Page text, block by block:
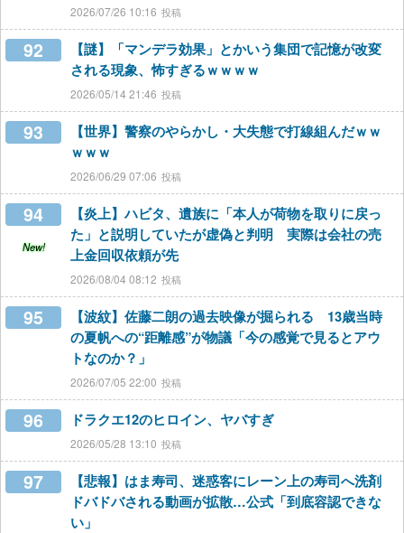
2026/07/26 10:16
92
【謎】「マンデラ効果」とかいう集団で記憶が改変
される現象、怖すぎるｗｗｗｗ
2026/05/14 21:46
93
【世界】警察のやらかし・大失態で打線組んだｗｗ
ｗｗｗ
2026/06/29 07:06
94
New!
【炎上】ハビタ、遺族に「本人が荷物を取りに戻っ
た」と説明していたが虚偽と判明 実際は会社の売
上金回収依頼が先
2026/08/04 08:12
95
【波紋】佐藤二朗の過去映像が掘られる 13歳当時
の夏帆への“距離感”が物議「今の感覚で見るとアウ
トなのか？」
2026/07/05 22:00
96 ドラクエ12のヒロイン、ヤバすぎ
2026/05/28 13:10
97
【悲報】はま寿司、迷惑客にレーン上の寿司へ洗剤
ドバドバされる動画が拡散…公式「到底容認できな
い」